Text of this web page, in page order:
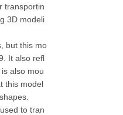
transportin
3D modeli
but this mo
It also refl
also mou
this model
to tran